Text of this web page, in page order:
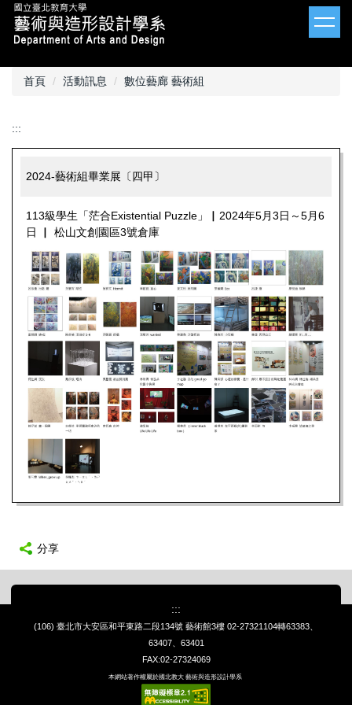
跳
到
主
首頁 活動訊息 數位藝廊 藝術組
:::
2024-藝術組畢業展〔四甲〕
113級學生「茫合Existential Puzzle」▏2024年5月3日～5月6
日 ▏ 松山文創園區3號倉庫
分享
:::
(106) 臺北市大安區和平東路二段134號 藝術館3樓 02-27321104轉63383、
63407、63401
FAX:02-27324069
本網站著作權屬於國北教大 藝術與造形設計學系